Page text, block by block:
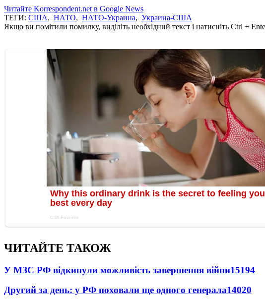
Читайте Korrespondent.net в Google News
ТЕГИ: США, НАТО, НАТО-Украина, Украина-США
Якщо ви помітили помилку, виділіть необхідний текст і натисніть Ctrl +
ЧИТАЙТЕ ТАКОЖ
У МЗС РФ відкинули можливість завершення війни15194
Другий за день: у РФ поховали ще одного генерала14020